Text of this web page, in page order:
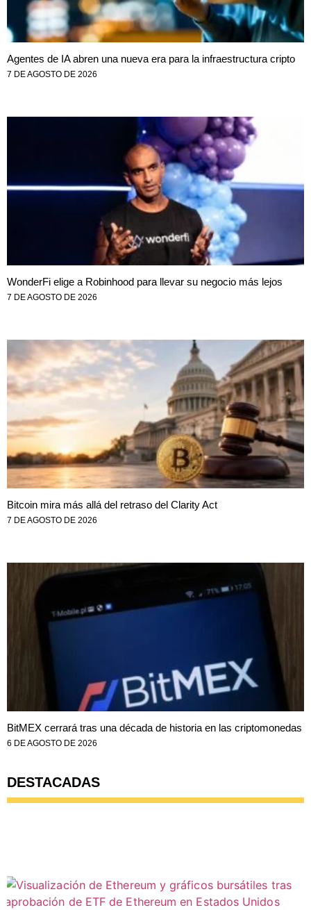
Agentes de IA abren una nueva era para la infraestructura cripto
7 DE AGOSTO DE 2026
WonderFi elige a Robinhood para llevar su negocio más lejos
7 DE AGOSTO DE 2026
Bitcoin mira más allá del retraso del Clarity Act
7 DE AGOSTO DE 2026
BitMEX cerrará tras una década de historia en las criptomonedas
6 DE AGOSTO DE 2026
DESTACADAS